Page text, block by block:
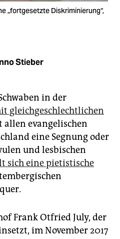
„fortgesetzte Diskriminierung“,
Stieber
in der
gleichgeschlechtlichen
allen evangelischen
eine Segnung oder
und lesbischen
sich eine pietistische
Frank Otfried July, der
im November 2017